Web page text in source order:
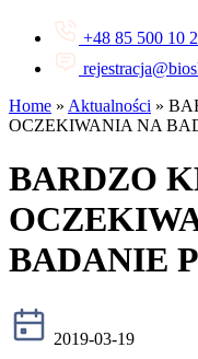
+48 85 500 10
Home » Aktualności »
OCZEKIWANIA NA
BARDZO
BADANIE
2019-03-19